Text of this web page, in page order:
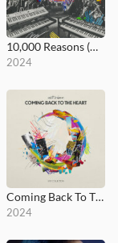
10,000 Reasons (Bless the Lord)
2024
Coming Back To The Heart
2024